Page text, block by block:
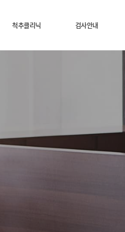
척추클리닉 검사안내